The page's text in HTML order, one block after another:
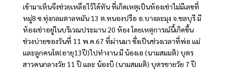
เข้ามาเห็นจึงช่วยเหลือไว้ได้ทัน ที่เกิดเหตุเป็นห้องเช่าไม่มีเลขที่
หมู่8 ซ.ทุ่งกลมตาลหมัน 13 ต.หนองปรือ อ.บางละมุง จ.ชลบุรี มี
ห้องเช่าอยู่ในบริเวณประมาน 20 ห้อง โดยเหตุการณ์นี้เกิดขึ้น
ช่วงบ่ายของวันที่ 11 พ.ค.67 ที่ผ่านมา ซึ่งเป็นช่วงเวลาที่พ่อ แม่
และลูกคนโต(อายุ13ปี)ไปทำงาน มี น้องเอ (นามสมมติ) บุตร
สาวคนกลางวัย 11 ปี และ น้องบี (นามสมมติ) บุตรชายวัย 7 ปี